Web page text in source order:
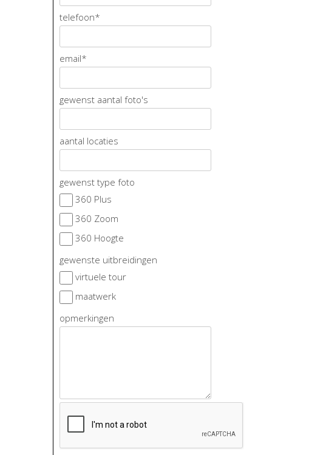
telefoon*
email*
gewenst aantal foto's
aantal locaties
gewenst type foto
360 Plus
360 Zoom
360 Hoogte
gewenste uitbreidingen
virtuele tour
maatwerk
opmerkingen